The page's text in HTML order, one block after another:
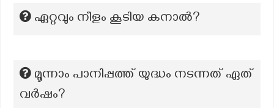
ഏറ്റവും നീളം കൂടിയ കനാൽ?
മൂന്നാം പാനിപ്പത്ത് യുദ്ധം നടന്നത് ഏത്
വര്‍ഷം?